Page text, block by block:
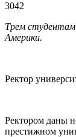
3042
Трем
Америки.
Ректор
Ректором даны
престижном